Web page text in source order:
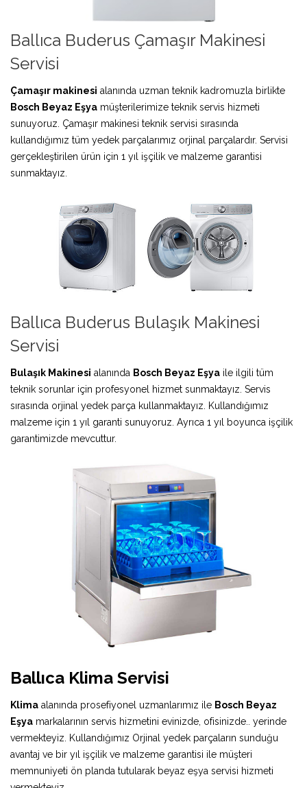
Ballıca Buderus Çamaşır Makinesi
Servisi
Çamaşır makinesi alanında uzman teknik kadromuzla birlikte
Bosch Beyaz Eşya müşterilerimize teknik servis hizmeti
sunuyoruz. Çamaşır makinesi teknik servisi sırasında
kullandığımız tüm yedek parçalarımız orjinal parçalardır. Servisi
gerçekleştirilen ürün için 1 yıl işçilik ve malzeme garantisi
sunmaktayız.
Ballıca Buderus Bulaşık Makinesi
Servisi
Bulaşık Makinesi alanında Bosch Beyaz Eşya ile ilgili tüm
teknik sorunlar için profesyonel hizmet sunmaktayız. Servis
sırasında orjinal yedek parça kullanmaktayız. Kullandığımız
malzeme için 1 yıl garanti sunuyoruz. Ayrıca 1 yıl boyunca işçilik
garantimizde mevcuttur.
Ballıca Klima Servisi
Klima alanında prosefiyonel uzmanlarımız ile Bosch Beyaz
Eşya markalarının servis hizmetini evinizde, ofisinizde.. yerinde
vermekteyiz. Kullandığımız Orjinal yedek parçaların sunduğu
avantaj ve bir yıl işçilik ve malzeme garantisi ile müşteri
memnuniyeti ön planda tutularak beyaz eşya servisi hizmeti